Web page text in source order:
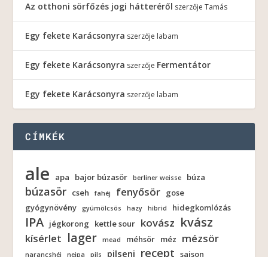
Az otthoni sörfőzés jogi hátteréről szerzőjeTamás
Egy fekete Karácsonyra szerzője labam
Egy fekete Karácsonyra szerzője Fermentátor
Egy fekete Karácsonyra szerzője labam
CÍMKÉK
ale apa bajor búzasör berliner weisse búza
búzasör cseh fahéj fenyősör gose
gyógynövény
gyümölcsös hazy hibrid hidegkomlózás
IPA jégkorong kettle sour kovász kvász
kísérlet lager mead méhsör méz mézsör
narancshéj neipa pils pilseni recept saison